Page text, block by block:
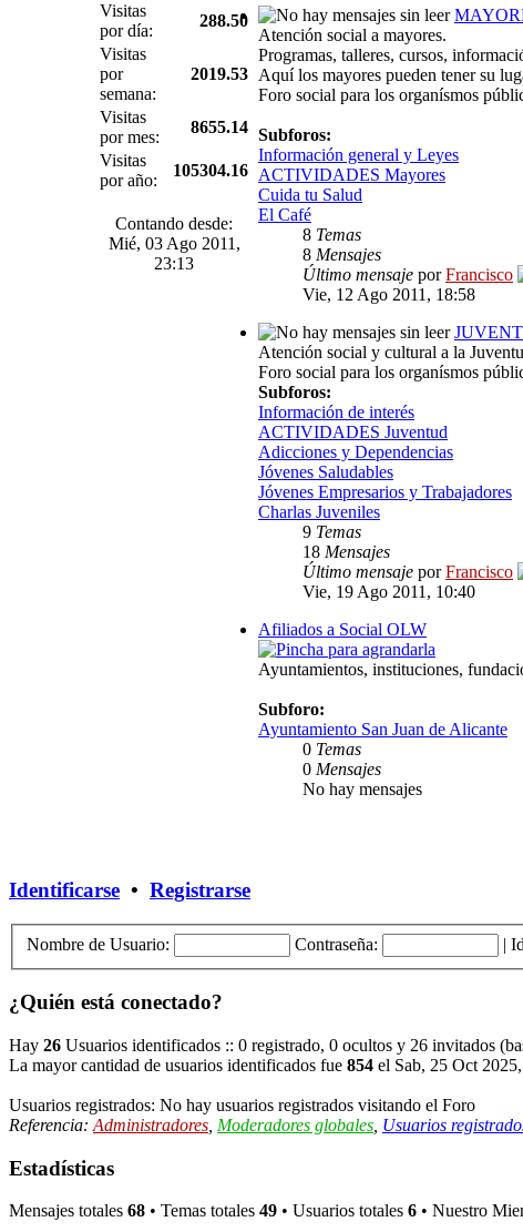
Visitas
por día:
288.50
Visitas
por
semana:
2019.53
Visitas
por mes:
8655.14
Visitas
por año:
105304.16
Contando desde:
Mié, 03 Ago 2011,
23:13
Atención social a mayores.
Programas, talleres, cursos,
Aquí los mayores pueden tener su
Foro social para los organísmos
Subforos:
Información general y Leyes
ACTIVIDADES Mayores
Cuida tu Salud
El Café
8 Temas
8 Mensajes
Último mensaje porFrancisco
Vie, 12 Ago 2011, 18:58
Atención social y cultural a la
Foro social para los organísmos
Subforos:
Información de interés
ACTIVIDADES Juventud
Adicciones y Dependencias
Jóvenes Saludables
Jóvenes Empresarios y Trabajadores
Charlas Juveniles
9 Temas
18 Mensajes
Último mensaje porFrancisco
Vie, 19 Ago 2011, 10:40
Afiliados a Social OLW
Ayuntamientos, instituciones,
Subforo:
Ayuntamiento San Juan de Alicante
0 Temas
0 Mensajes
No hay mensajes
Identificarse • Registrarse
Nombre de Usuario: Contraseña: |
¿Quién está conectado?
Hay 26 Usuarios identificados :: 0 registrado, 0 ocultos y 26 invitados
La mayor cantidad de usuarios identificados fue 854 el Sab, 25 Oct
Usuarios registrados: No hay usuarios registrados visitando el Foro
Referencia: Administradores Moderadores globales Usuarios
Estadísticas
Mensajes totales 68 • Temas totales 49 • Usuarios totales 6 • Nuestro